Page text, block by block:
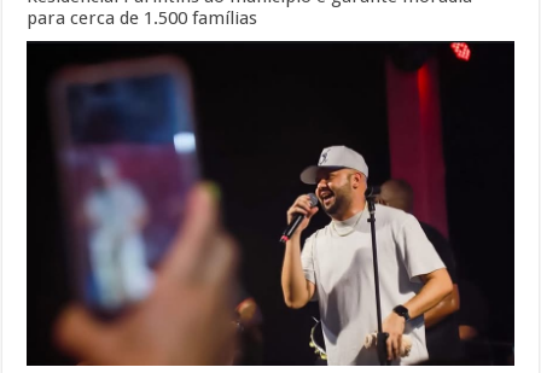
para cerca de 1.500 famílias